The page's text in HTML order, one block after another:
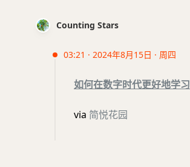
Counting Stars
03:21 · 2024年8月15日 · 周四
如何在数字时代更好地学习
via 简悦花园